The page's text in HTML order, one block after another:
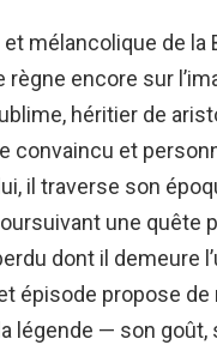
mélancolique de la
règne encore sur
héritier de
convaincu et
il traverse son
une quête
dont il demeure
épisode propose
légende — son goût,